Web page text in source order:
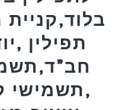
בלוד,קניית
תפילין
,תשמישי